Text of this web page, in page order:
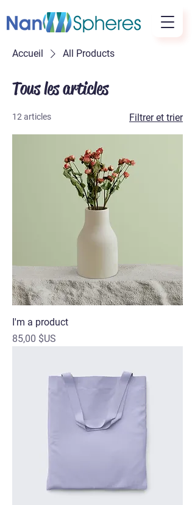
Accueil All Products
Tous les articles
12 articles Filtrer et trier
I'm a product
Prix
85,00 $US